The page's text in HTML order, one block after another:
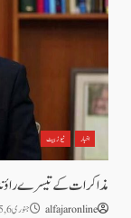
اخبار نیوز بیٹ
مذاکرات کے تیسرے
alfajaronline جنوری 6, 2025